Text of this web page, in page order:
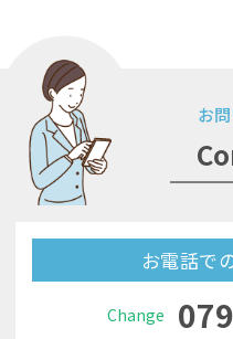
お
お電話で
Change